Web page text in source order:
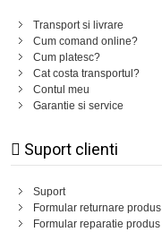
Transport si livrare
Cum comand online?
Cum platesc?
Cat costa transportul?
Contul meu
Garantie si service
Suport clienti
Suport
Formular returnare produs
Formular reparatie produs